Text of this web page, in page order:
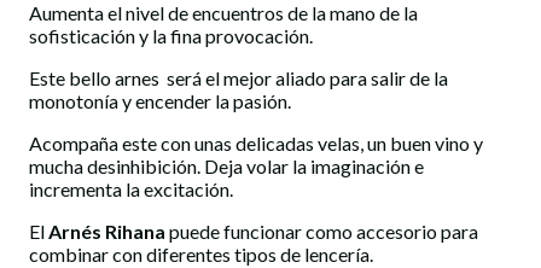
Aumenta el nivel de encuentros de la mano de la
sofisticación y la fina provocación.
Este bello arnes será el mejor aliado para salir de la
monotonía y encender la pasión.
Acompaña este con unas delicadas velas, un buen vino y
mucha desinhibición. Deja volar la imaginación e
incrementa la excitación.
ElArnés Rihana puede funcionar como accesorio para
combinar con diferentes tipos de lencería.